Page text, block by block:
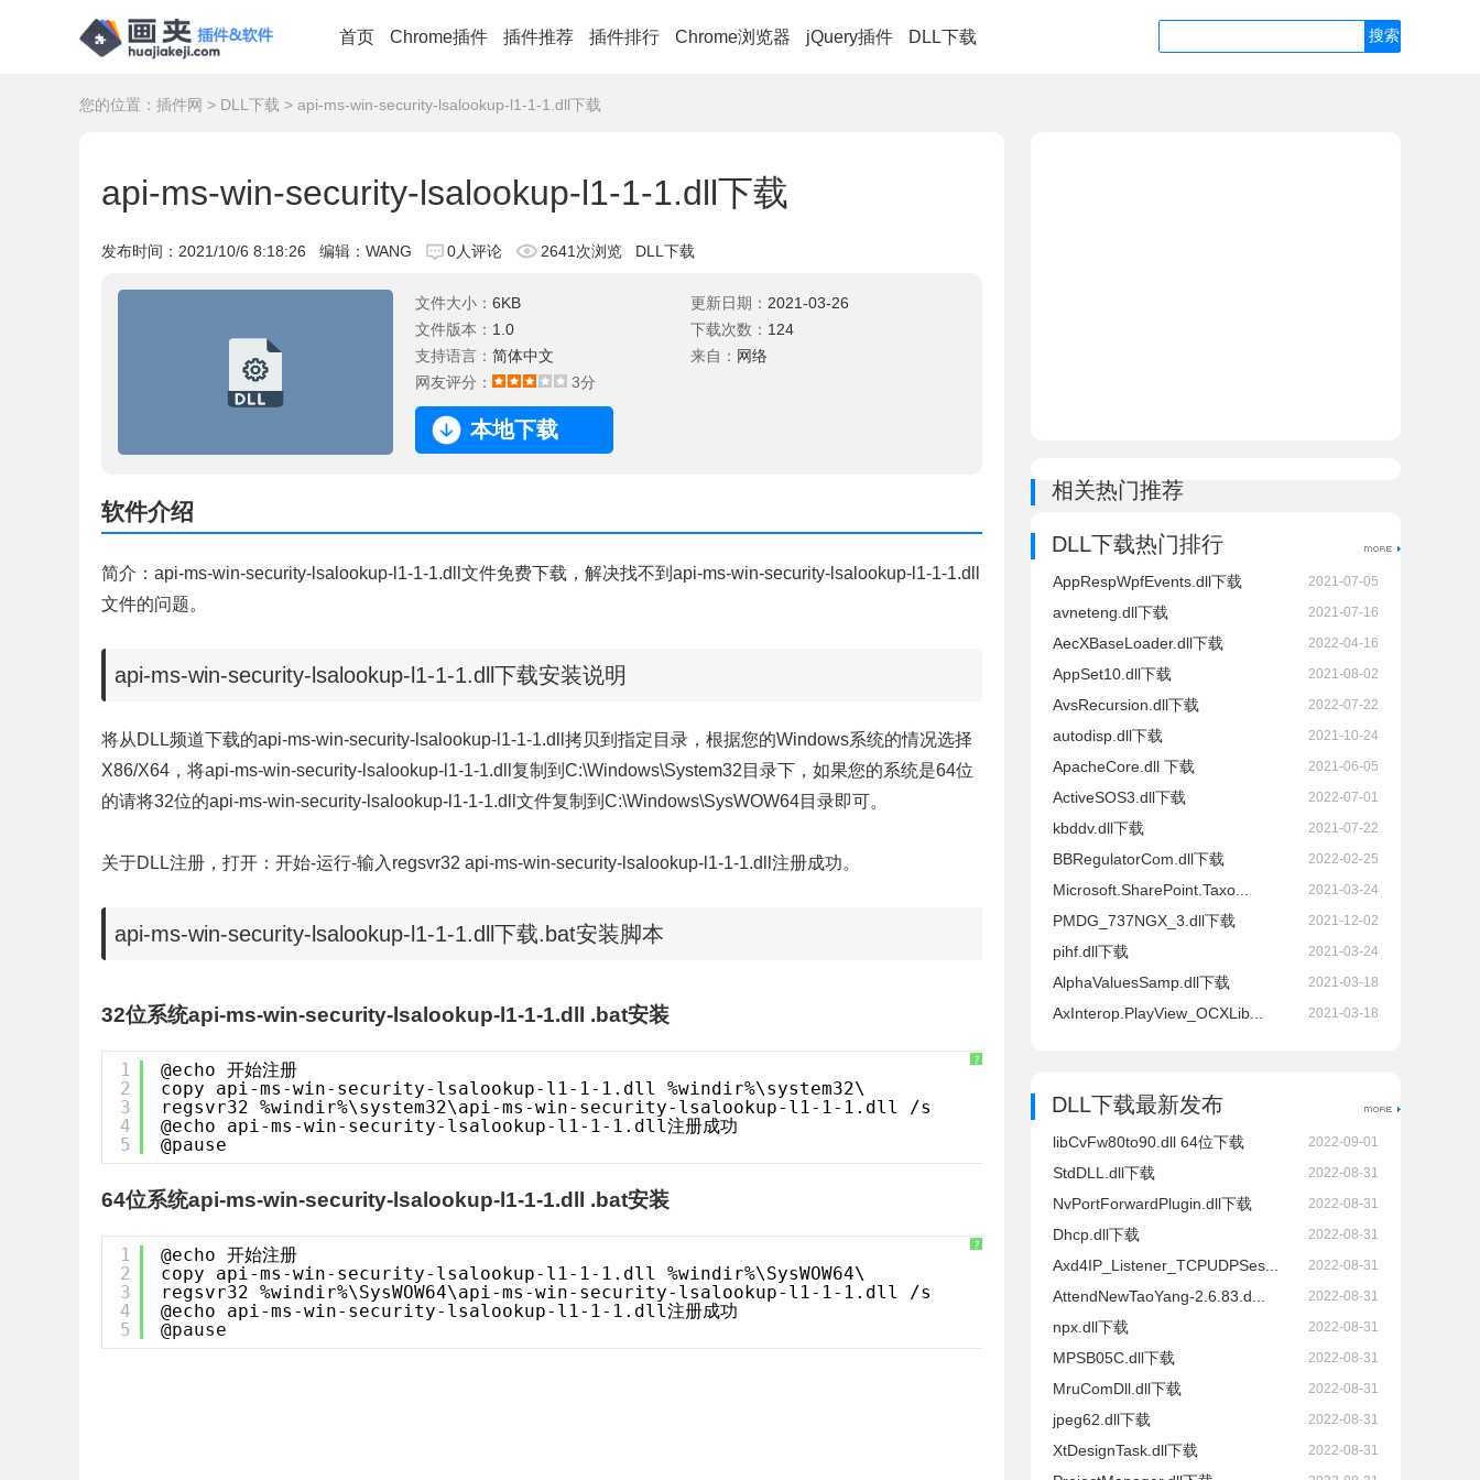
首页 Chrome插件 插件推荐 插件排行 Chrome浏览器 jQuery插件 DLL下载
您的位置： 插件网 > DLL下载 > api-ms-win-security-lsalookup-l1-1-1.dll下载
api-ms-win-security-lsalookup-l1-1-1.dll下载
发布时间： 2021/10/6 8:18:26 编辑：WANG 0人评论 2641次浏览 DLL下载
文件大小： 6KB
文件版本： 1.0
支持语言： 简体中文
网友评分：
3分
更新日期： 2021-03-26
下载次数： 124
来自： 网络
本地下载
软件介绍
简介：api-ms-win-security-lsalookup-l1-1-1.dll文件免费下载，解决找不到api-ms-win-security-lsalookup-l1-1-1.dll
文件的问题。
api-ms-win-security-lsalookup-l1-1-1.dll下载安装说明
将从DLL频道下载的api-ms-win-security-lsalookup-l1-1-1.dll拷贝到指定目录，根据您的Windows系统的情况选择
X86/X64，将api-ms-win-security-lsalookup-l1-1-1.dll复制到C:\Windows\System32目录下，如果您的系统是64位
的请将32位的api-ms-win-security-lsalookup-l1-1-1.dll文件复制到C:\Windows\SysWOW64目录即可。
关于DLL注册，打开：开始-运行-输入regsvr32 api-ms-win-security-lsalookup-l1-1-1.dll注册成功。
api-ms-win-security-lsalookup-l1-1-1.dll下载.bat安装脚本
32位系统api-ms-win-security-lsalookup-l1-1-1.dll .bat安装
?
1
2
3
4
5
@echo 开始注册
copy api-ms-win-security-lsalookup-l1-1-1.dll %windir%\system32\
regsvr32 %windir%\system32\api-ms-win-security-lsalookup-l1-1-1.dll /s
@echo api-ms-win-security-lsalookup-l1-1-1.dll注册成功
@pause
64位系统api-ms-win-security-lsalookup-l1-1-1.dll .bat安装
?
1
2
3
4
5
@echo 开始注册
copy api-ms-win-security-lsalookup-l1-1-1.dll %windir%\SysWOW64\
regsvr32 %windir%\SysWOW64\api-ms-win-security-lsalookup-l1-1-1.dll /s
@echo api-ms-win-security-lsalookup-l1-1-1.dll注册成功
@pause
相关热门推荐
DLL下载热门排行
AppRespWpfEvents.dll下载 2021-07-05
avneteng.dll下载 2021-07-16
AecXBaseLoader.dll下载 2022-04-16
AppSet10.dll下载 2021-08-02
AvsRecursion.dll下载 2022-07-22
autodisp.dll下载 2021-10-24
ApacheCore.dll 下载 2021-06-05
ActiveSOS3.dll下载 2022-07-01
kbddv.dll下载 2021-07-22
BBRegulatorCom.dll下载 2022-02-25
Microsoft.SharePoint.Taxo... 2021-03-24
PMDG_737NGX_3.dll下载 2021-12-02
pihf.dll下载 2021-03-24
AlphaValuesSamp.dll下载 2021-03-18
AxInterop.PlayView_OCXLib... 2021-03-18
DLL下载最新发布
libCvFw80to90.dll 64位下载 2022-09-01
StdDLL.dll下载 2022-08-31
NvPortForwardPlugin.dll下载 2022-08-31
Dhcp.dll下载 2022-08-31
Axd4IP_Listener_TCPUDPSes... 2022-08-31
AttendNewTaoYang-2.6.83.d... 2022-08-31
npx.dll下载 2022-08-31
MPSB05C.dll下载 2022-08-31
MruComDll.dll下载 2022-08-31
jpeg62.dll下载 2022-08-31
XtDesignTask.dll下载 2022-08-31